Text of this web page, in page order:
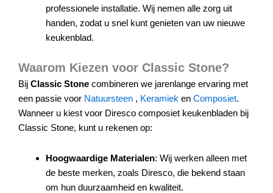
professionele installatie. Wij nemen alle zorg uit
handen, zodat u snel kunt genieten van uw nieuwe
keukenblad.
Waarom Kiezen voor Classic Stone?
Bij Classic Stone combineren we jarenlange ervaring met
een passie voor Natuursteen , Keramiek en Composiet.
Wanneer u kiest voor Diresco composiet keukenbladen bij
Classic Stone, kunt u rekenen op:
Hoogwaardige Materialen: Wij werken alleen met
de beste merken, zoals Diresco, die bekend staan
om hun duurzaamheid en kwaliteit.